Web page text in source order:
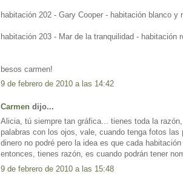
habitación 202 - Gary Cooper - habitación blanco y
habitación 203 - Mar de la tranquilidad - habitación
besos carmen!
9 de febrero de 2010 a las 14:42
Carmen dijo...
Alicia, tú siempre tan gráfica... tienes toda la
palabras con los ojos, vale, cuando tenga fotos
dinero no podré pero la idea es que cada
entonces, tienes razón, es cuando podrán tener
9 de febrero de 2010 a las 15:48